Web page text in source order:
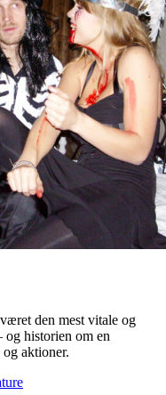
den mest vitale og
og historien om en
aktioner.